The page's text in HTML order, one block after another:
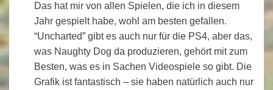
Das hat mir von allen Spielen, die ich in diesem
Jahr gespielt habe, wohl am besten gefallen.
“Uncharted” gibt es auch nur für die PS4, aber das,
was Naughty Dog da produzieren, gehört mit zum
Besten, was es in Sachen Videospiele so gibt. Die
Grafik ist fantastisch – sie haben natürlich auch nur